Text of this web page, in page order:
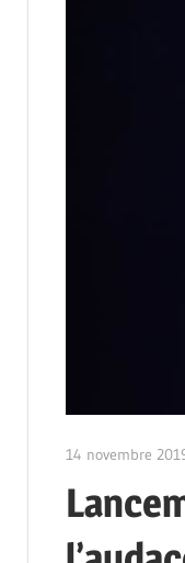
14 novembre